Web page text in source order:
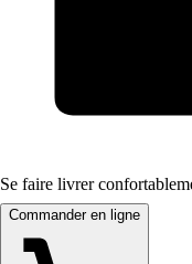
Se faire livrer
Commander en ligne